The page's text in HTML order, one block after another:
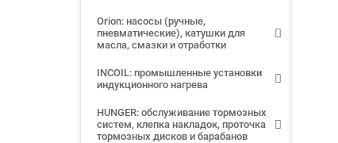
Orion: насосы (ручные,
пневматические), катушки для
масла, смазки и отработки
INCOIL: промышленные установки
индукционного нагрева
HUNGER: обслуживание тормозных
систем, клепка накладок, проточка
тормозных дисков и барабанов